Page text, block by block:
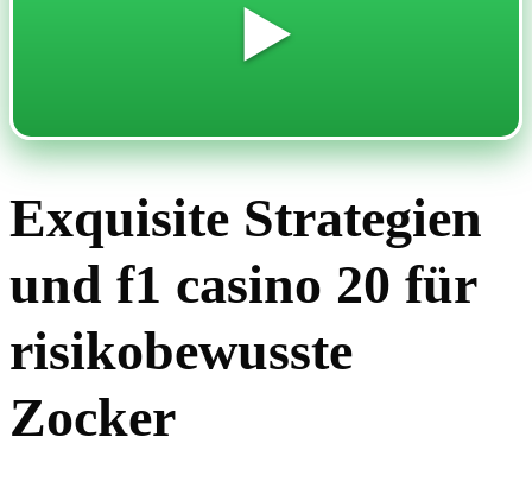
▶️
Exquisite Strategien
und f1 casino 20 für
risikobewusste
Zocker